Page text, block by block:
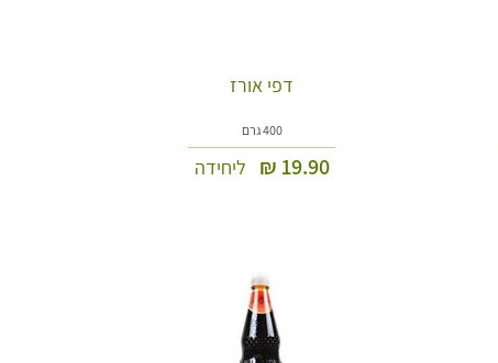
דפי אורז
400 גרם
19.90
₪ ליחידה